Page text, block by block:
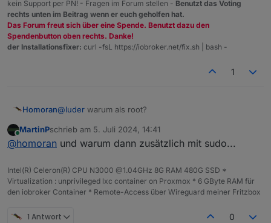
sudo apt full-upgrade
nach reboot
root@cloneV01:~# sudo apt update
Hit:1 http://security.debian.org bookworm-
Hit:2 http://deb.debian.org/
Hit:3 http://deb.debian.org/debian
Reading package
All packages are up to date.
Reading package lists... Done
Building dependency tree... Done
Calculating upgrade... Done
MOD-EDIT: Code in code-tags gesetzt!
kein Support per PN! - Fragen im Forum stellen - Benutzt das Voting
rechts unten im Beitrag wenn er euch geholfen hat.
Das Forum freut sich über eine Spende. Benutzt dazu den
Spendenbutton oben rechts. Danke!
der Installationsfixer: curl -fsL https://iobroker.net/fix.sh | bash -
1
Homoran@luder warum als root?
Online
MartinPschrieb am 5. Juli 2024, 14:41
zuletzt editiert von
@homoran und warum dann zusätzlich mit sudo...
Intel(R) Celeron(R) CPU N3000 @1.04GHz 8G RAM 480G SSD *
Virtualization : unprivileged lxc container on Proxmox * 6 GByte RAM für
den iobroker Container * Remote-Access über Wireguard meiner Fritzbox
1 Antwort 0